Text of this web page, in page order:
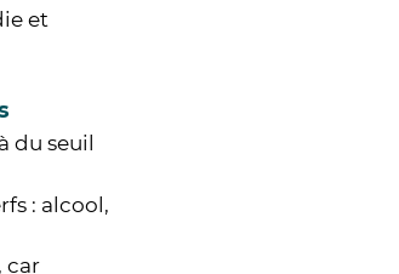
et
du seuil
: alcool,
car